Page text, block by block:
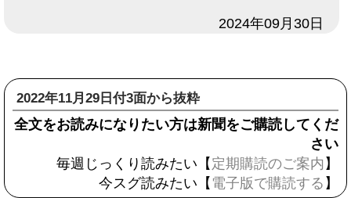
2024年09月30日
2022年11月29日付3面から抜粋
全文をお読みになりたい方は新聞をご購読してくだ
さい
毎週じっくり読みたい【 定期購読のご案内 】
今スグ読みたい【 電子版で購読する 】